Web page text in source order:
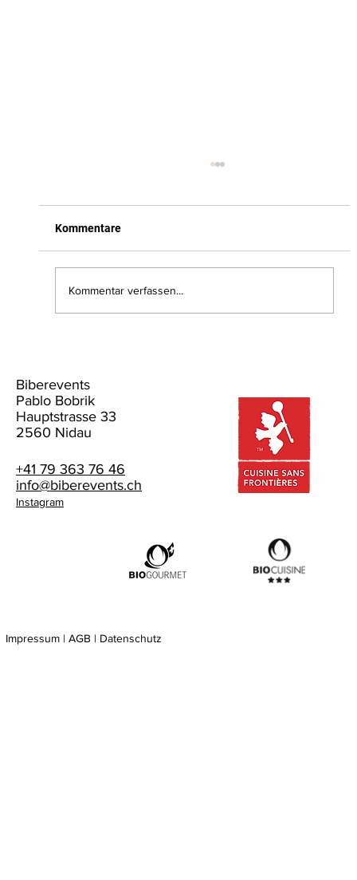
Parrillero Y Amigo
Kommentare
Kommentar verfassen...
Biberevents
Pablo Bobrik
Hauptstrasse 33
2560 Nidau
+41 79 363 76 46
info@biberevents.ch
Instagram
Impressum | AGB | Datenschutz